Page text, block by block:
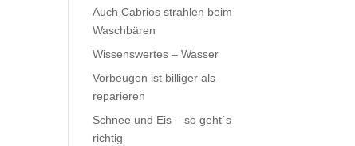
Auch Cabrios strahlen beim
Waschbären
Wissenswertes – Wasser
Vorbeugen ist billiger als
reparieren
Schnee und Eis – so geht´s
richtig